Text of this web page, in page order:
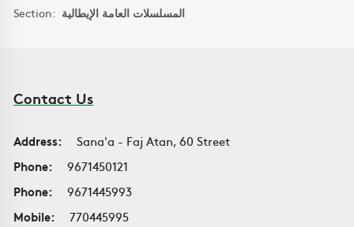
Section: المسلسلات العامة الإيطالية
Contact Us
Address:
Sana'a - Faj Atan, 60 Street
Phone:
9671450121
Phone:
9671445993
Mobile:
770445995